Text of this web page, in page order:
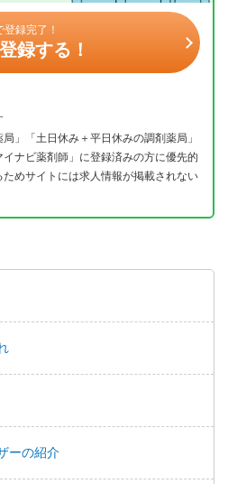
登録完了！
録する！
」「土日休み＋平日休みの調剤薬局」
ナビ薬剤師」に登録済みの方に優先的
めサイトには求人情報が掲載されない
ーの紹介